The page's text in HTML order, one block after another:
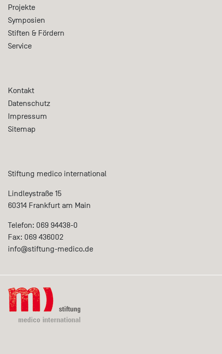
Projekte
Symposien
Stiften & Fördern
Service
Kontakt
Datenschutz
Impressum
Sitemap
Stiftung medico international
Lindleystraße 15
60314 Frankfurt am Main
Telefon: 069 94438-0
Fax: 069 436002
info@stiftung-medico.de